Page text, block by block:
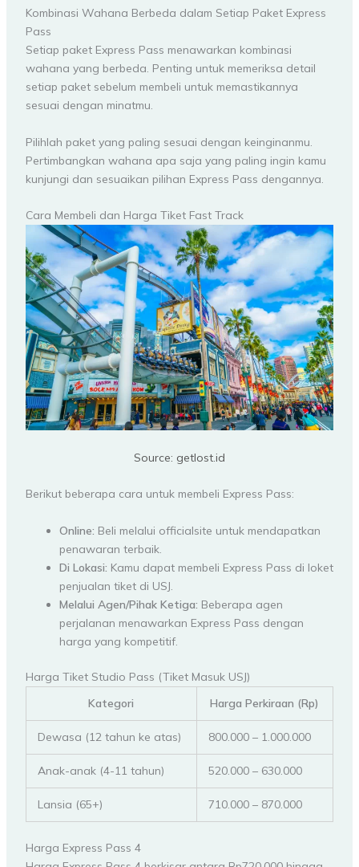
Kombinasi Wahana Berbeda dalam Setiap Paket Express
Pass
Setiap paket Express Pass menawarkan kombinasi
wahana yang berbeda. Penting untuk memeriksa detail
setiap paket sebelum membeli untuk memastikannya
sesuai dengan minatmu.
Pilihlah paket yang paling sesuai dengan keinginanmu.
Pertimbangkan wahana apa saja yang paling ingin kamu
kunjungi dan sesuaikan pilihan Express Pass dengannya.
Cara Membeli dan Harga Tiket Fast Track
Source: getlost.id
Berikut beberapa cara untuk membeli Express Pass:
Online: Beli melalui officialsite untuk mendapatkan
penawaran terbaik.
Di Lokasi: Kamu dapat membeli Express Pass di loket
penjualan tiket di USJ.
Melalui Agen/Pihak Ketiga: Beberapa agen
perjalanan menawarkan Express Pass dengan
harga yang kompetitif.
Harga Tiket Studio Pass (Tiket Masuk USJ)
Kategori
Harga Perkiraan (Rp)
Dewasa (12 tahun ke atas) 800.000 – 1.000.000
Anak-anak (4-11 tahun) 520.000 – 630.000
Lansia (65+) 710.000 – 870.000
Harga Express Pass 4